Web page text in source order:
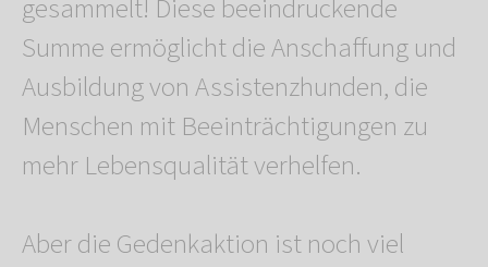
gesammelt! Diese beeindruckende
Summe ermöglicht die Anschaffung und
Ausbildung von Assistenzhunden, die
Menschen mit Beeinträchtigungen zu
mehr Lebensqualität verhelfen.
Aber die Gedenkaktion ist noch viel